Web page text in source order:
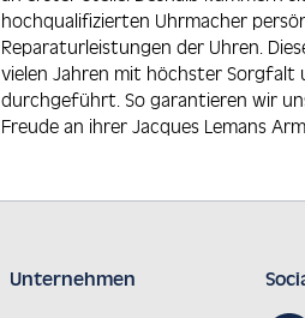
hochqualifizierten Uhrmacher
Reparaturleistungen der Uhren.
vielen Jahren mit höchster Sorgfalt
durchgeführt. So garantieren wir
Freude an ihrer Jacques Lemans
Unternehmen